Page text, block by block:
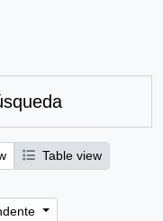
Table view